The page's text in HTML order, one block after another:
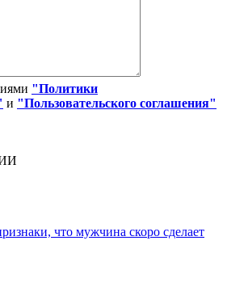
"Политики
и "Пользовательского соглашения"
что мужчина скоро сделает